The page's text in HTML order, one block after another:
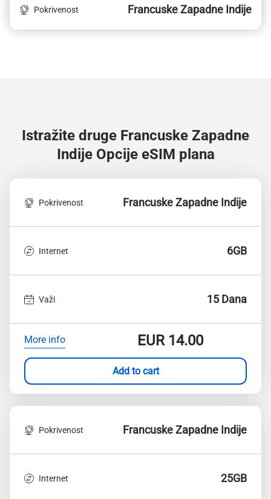
Pokrivenost Francuske Zapadne Indije
Istražite druge Francuske Zapadne
Indije Opcije eSIM plana
Pokrivenost Francuske Zapadne Indije
Internet 6GB
Važi 15 Dana
More info EUR14.00
Add to cart
Pokrivenost Francuske Zapadne Indije
Internet 25GB